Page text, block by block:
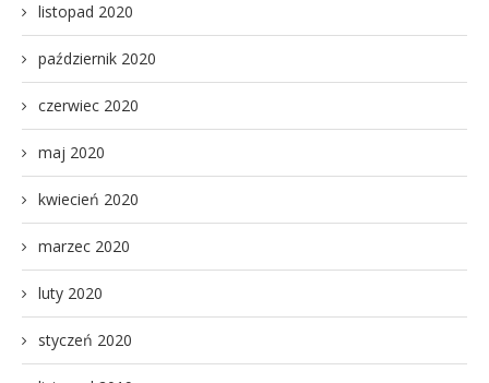
listopad 2020
październik 2020
czerwiec 2020
maj 2020
kwiecień 2020
marzec 2020
luty 2020
styczeń 2020